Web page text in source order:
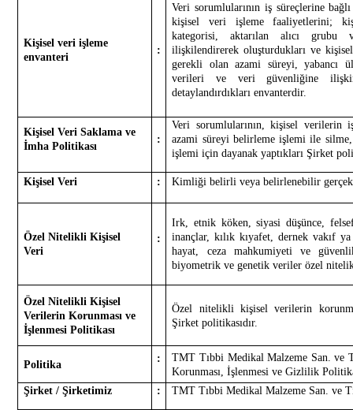
Kişisel veri işleme
envanteri
:
Veri sorumlularının iş süreçlerine
kişisel veri işleme faaliyetlerini;
kategorisi, aktarılan alıcı
ilişkilendirerek oluşturdukları ve
gerekli olan azami süreyi, yabancı
verileri ve veri güvenliğine
detaylandırdıkları envanterdir.
Kişisel Veri Saklama ve
İmha Politikası
:
Veri sorumlularının, kişisel
azami süreyi belirleme işlemi ile
işlemi için dayanak yaptıkları Şirket
Kişisel Veri : Kimliği belirli veya belirlenebilir
Özel Nitelikli Kişisel
Veri
:
Irk, etnik köken, siyasi düşünce,
inançlar, kılık kıyafet, dernek vakıf
hayat, ceza mahkumiyeti ve
biyometrik ve genetik veriler özel
Özel Nitelikli Kişisel
Verilerin Korunması ve
İşlenmesi Politikası
Özel nitelikli kişisel verilerin
Şirket politikasıdır.
Politika
:
TMT Tıbbi Medikal Malzeme San. ve
Korunması, İşlenmesi ve Gizlilik
Şirket / Şirketimiz
: TMT Tıbbi Medikal Malzeme San. ve